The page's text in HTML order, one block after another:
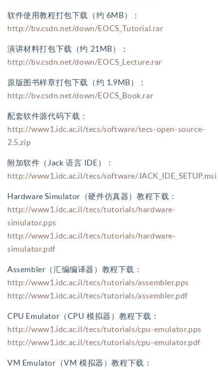
软件使用教程打包下载（约 6MB）：
http://bv.csdn.net/down/EOCS_Tutorial.rar
演讲材料打包下载（约 21MB）：
http://bv.csdn.net/down/EOCS_Lecture.rar
原版图书样章打包下载（约 1.9MB）：
http://bv.csdn.net/down/EOCS_Book.rar
配套软件源代码下载：
http://www1.idc.ac.il/tecs/software/tecs-open-source-
2.5.zip
附加软件（Jack 语言 IDE）：
http://www1.idc.ac.il/tecs/software/JACK_IDE_SETUP.msi
Hardware Simulator（硬件仿真器）教程下载：
http://www1.idc.ac.il/tecs/tutorials/hardware-
simulator.pps
http://www1.idc.ac.il/tecs/tutorials/hardware-
simulator.pdf
Assembler（汇编编译器）教程下载：
http://www1.idc.ac.il/tecs/tutorials/assembler.pps
http://www1.idc.ac.il/tecs/tutorials/assembler.pdf
CPU Emulator（CPU 模拟器）教程下载：
http://www1.idc.ac.il/tecs/tutorials/cpu-emulator.pps
http://www1.idc.ac.il/tecs/tutorials/cpu-emulator.pdf
VM Emulator（VM 模拟器）教程下载：